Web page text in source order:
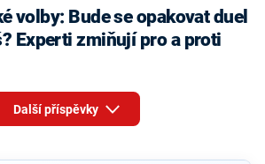
Experti zmiňují pro a proti
Další příspěvky